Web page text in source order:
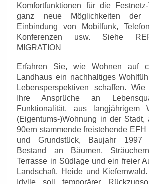
Komfortfunktionen für die
ganz neue Möglichkeiten der
Einbindung von Mobilfunk,
Konferenzen usw. Siehe
MIGRATION
Erfahren Sie, wie Wohnen auf
Landhaus ein nachhaltiges
Lebensperspektiven schaffen.
Ihre Ansprüche an
Funktionalität, aus langjährigem
(Eigentums-)Wohnung in der
90ern stammende freistehende EFH
und Grundstück, Baujahr 1997
Bestand an Bäumen,
Terrasse in Südlage und ein freier
Landschaft, Heide und